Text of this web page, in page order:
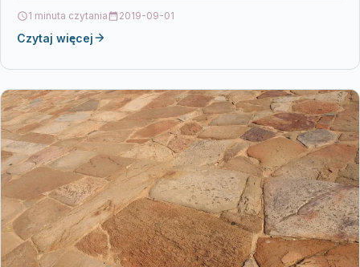
1 minuta czytania 2019-09-01
Czytaj więcej